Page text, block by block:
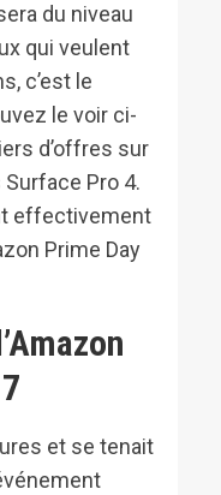
du niveau
qui veulent
c’est le
le voir ci-
d’offres sur
Surface Pro 4.
effectivement
Prime Day
et se tenait